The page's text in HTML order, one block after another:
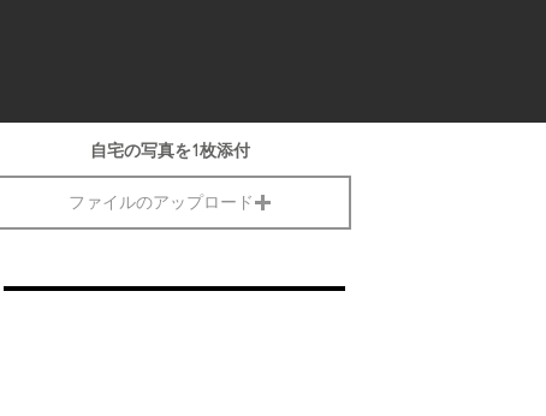
自宅の写真を1枚添付
ファイルのアップロード